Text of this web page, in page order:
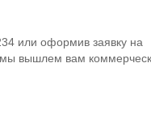
или оформив заявку на
мы вышлем вам